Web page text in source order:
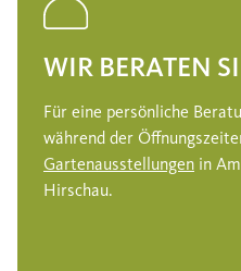
WIR BERATEN
Für eine persönliche
während der
Gartenausstellungen in
Hirschau.